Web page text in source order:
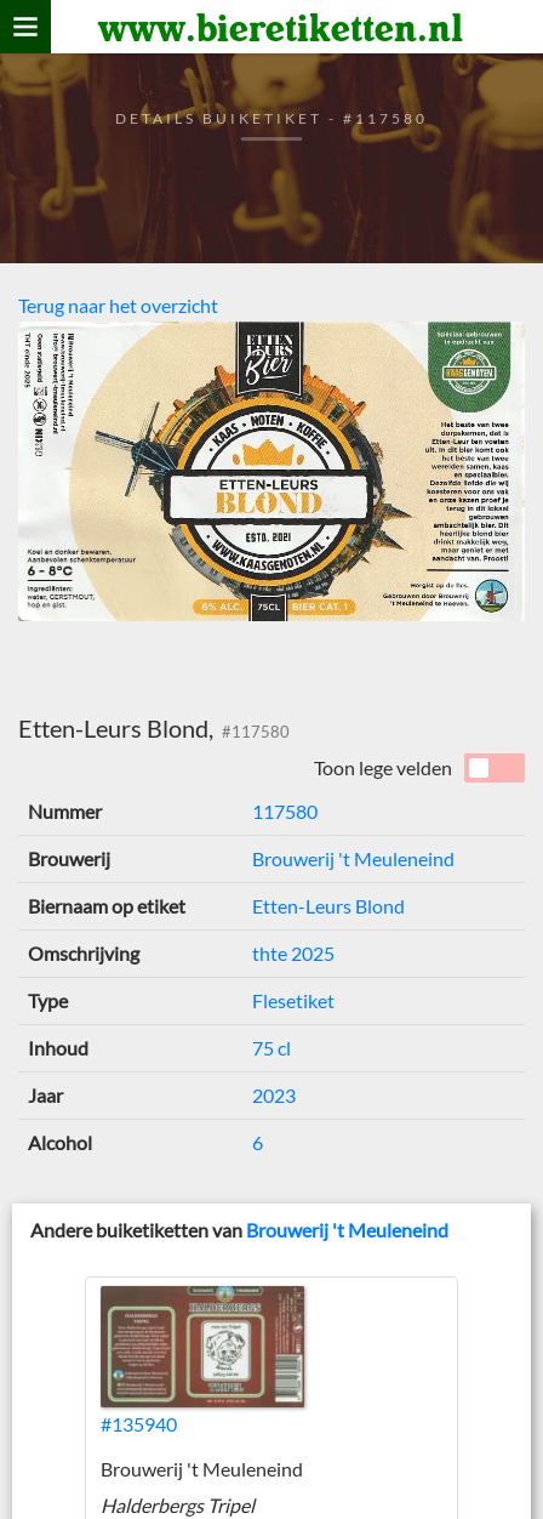
www.bieretiketten.nl
Home
verzamelen
De bierkaart
Bezoekers
DETAILS BUIKETIKET - #117580
Terug naar het overzicht
Etten-Leurs Blond, #117580
Toon lege velden
Nummer
117580
Brouwerij Brouwerij 't Meuleneind
Biernaam op etiket Etten-Leurs Blond
Omschrijving thte 2025
Type Flesetiket
Inhoud 75 cl
Jaar 2023
Alcohol 6
Andere buiketiketten van Brouwerij 't Meuleneind
#135940
Brouwerij 't Meuleneind
Halderbergs Tripel